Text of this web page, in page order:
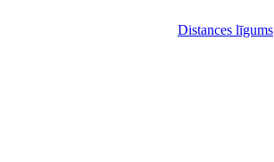
Distances līgums